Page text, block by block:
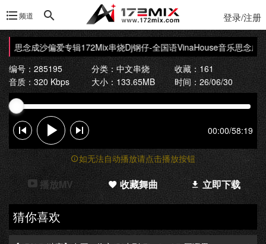
频道 登录/注册
思念成沙偏爱专辑172Mix串烧Dj钢仔-全国语VinaHouse音乐思念成
编号：285195
分类：中文串烧
收藏：161
音质：320 Kbps
大小：133.65MB 时间：26/06/30
00:00/58:19
如无法自动播放请点击播放按钮
播放MV 收藏舞曲 立即下载
猜你喜欢